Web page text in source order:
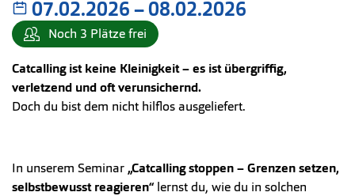
07.02.2026–bis
08.02.2026
Noch 3 Plätze frei
Catcalling ist keine Kleinigkeit – es ist übergriffig,
verletzend und oft verunsichernd.
Doch du bist dem nicht hilflos ausgeliefert.
In unserem Seminar „Catcalling stoppen – Grenzen setzen,
selbstbewusst reagieren“lernst du, wie du in solchen